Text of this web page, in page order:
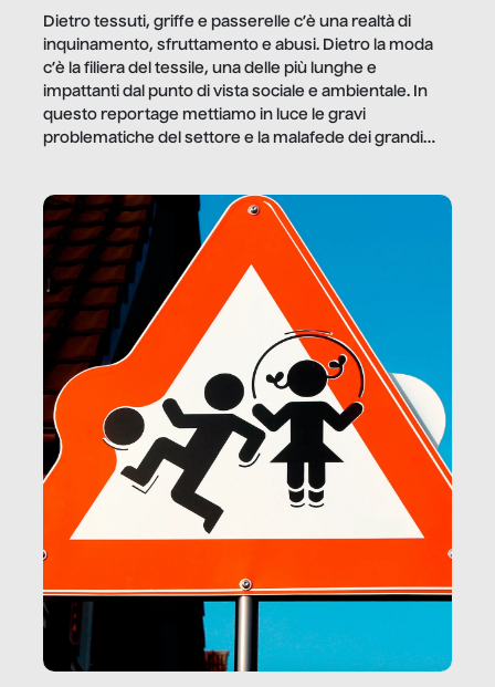
Dietro tessuti, griffe e passerelle c’è una realtà di
inquinamento, sfruttamento e abusi. Dietro la moda
c’è la filiera del tessile, una delle più lunghe e
impattanti dal punto di vista sociale e ambientale. In
questo reportage mettiamo in luce le gravi
problematiche del settore e la malafede dei grandi